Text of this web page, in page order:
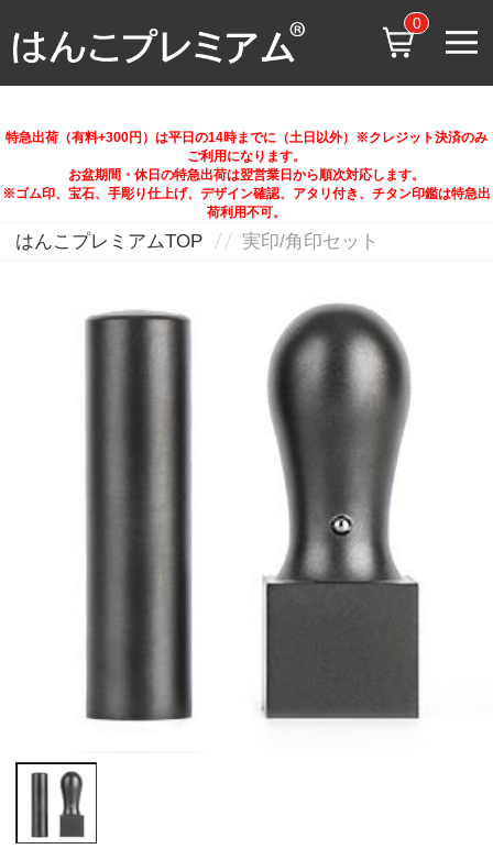
0
特急出荷（有料+300円）は平日の14時までに（土日以外）※クレジット決済のみ
ご利用になります。
お盆期間・休日の特急出荷は翌営業日から順次対応します。
※ゴム印、宝石、手彫り仕上げ、デザイン確認、アタリ付き、チタン印鑑は特急出
荷利用不可。
はんこプレミアムTOP 実印/角印セット